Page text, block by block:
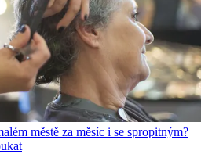
městě za měsíc i se spropitným?